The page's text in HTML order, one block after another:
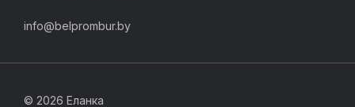
info@belprombur.by
© 2026 Еланка